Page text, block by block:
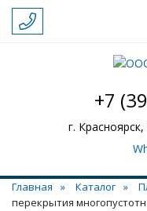
+7
г.
Главная Каталог
перекрытия